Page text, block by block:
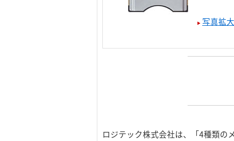
写真拡
ロジテック株式会社は、「4種類の